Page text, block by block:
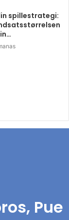
spillestrategi:
Pue